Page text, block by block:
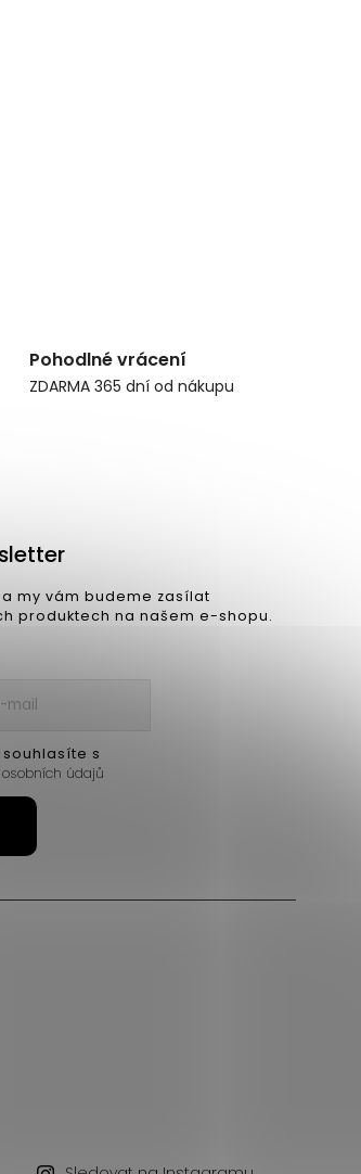
Pohodlné vrácení
ZDARMA 365 dní od nákupu
my vám budeme zasílat
produktech na našem e-shopu.
s
údajů